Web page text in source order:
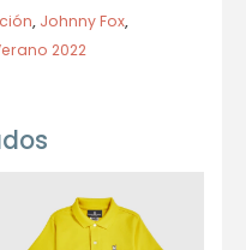
, Johnny Fox,
2022